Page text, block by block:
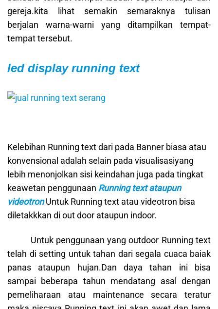
gereja.kita lihat semakin semaraknya tulisan
berjalan warna-warni yang ditampilkan tempat-
tempat tersebut.
led display running text
Kelebihan Running text dari pada Banner biasa atau
konvensional adalah selain pada visualisasiyang
lebih menonjolkan sisi keindahan juga pada tingkat
keawetan penggunaan Running text ataupun
videotronUntuk Running text atau videotron bisa
diletakkkan di out door ataupun indoor.
Untuk penggunaan yang outdoor Running text
telah di setting untuk tahan dari segala cuaca baiak
panas ataupun hujan.Dan daya tahan ini bisa
sampai beberapa tahun mendatang asal dengan
pemeliharaan atau maintenance secara teratur